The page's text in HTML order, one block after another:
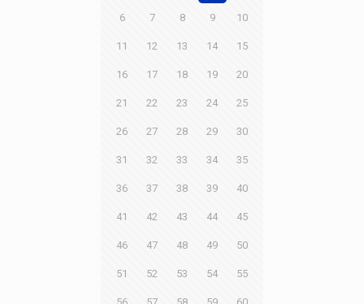
6 7 8 9 10
11 12 13 14 15
16 17 18 19 20
21 22 23 24 25
26 27 28 29 30
31 32 33 34 35
36 37 38 39 40
41 42 43 44 45
46 47 48 49 50
51 52 53 54 55
56 57 58 59 60